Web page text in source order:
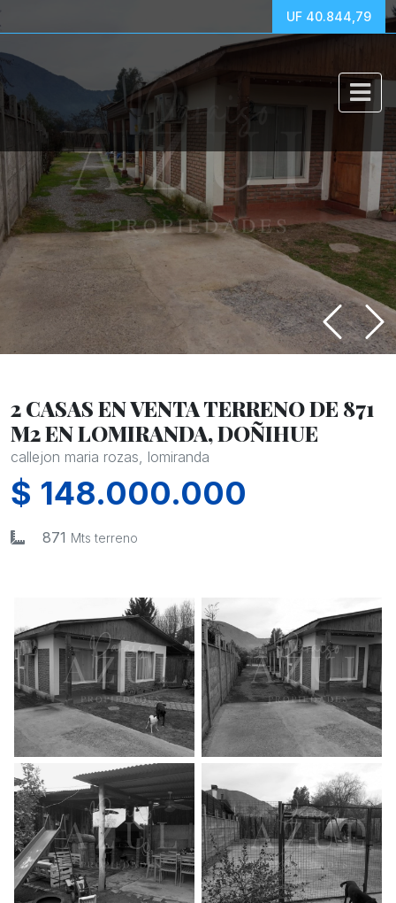
UF 40.844,79
2 CASAS EN VENTA TERRENO DE 871
M2 EN LOMIRANDA, DOÑIHUE
callejon maria rozas, lomiranda
$ 148.000.000
871 Mts terreno